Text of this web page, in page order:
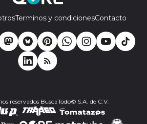
Terminos y condicionesContacto
reservados BuscaTodo© S.A. de C.V.